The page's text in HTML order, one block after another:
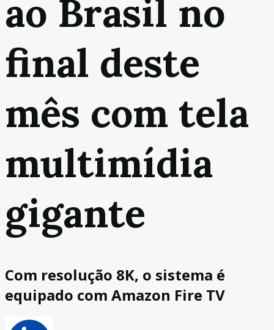
ao Brasil no
final deste
mês com tela
multimídia
gigante
Com resolução 8K, o sistema é
equipado com Amazon Fire TV